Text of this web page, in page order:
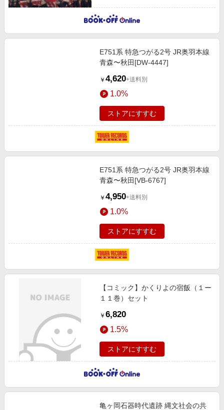
E751系 特急つがる2号 JR奥羽本線
青森〜秋田[DW-4447]
￥ 4,620+送料別
1.0%
ストアにすすむ
E751系 特急つがる2号 JR奥羽本線
青森〜秋田[VB-6767]
￥ 4,950+送料別
1.0%
ストアにすすむ
【コミック】かくりよの宿飯（１ー
１１巻）セット
￥ 6,820
1.5%
ストアにすすむ
亀ヶ岡石器時代遺跡 縄文社会の共